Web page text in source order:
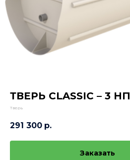
ТВЕРЬ CLASSIC – 3 НП
Тверь
291 300 р.
Заказать